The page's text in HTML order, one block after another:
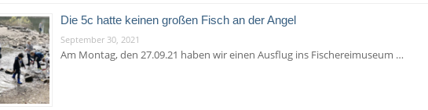
Die 5c hatte keinen großen Fisch an der Angel
September 30, 2021
Am Montag, den 27.09.21 haben wir einen Ausflug ins Fischereimuseum …